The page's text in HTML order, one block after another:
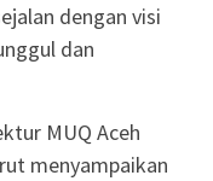
dengan visi
dan
MUQ Aceh
menyampaikan